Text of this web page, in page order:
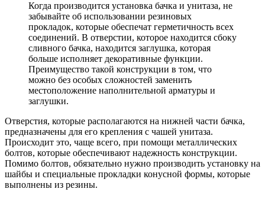
Когда производится установка бачка и унитаза, не
забывайте об использовании резиновых
прокладок, которые обеспечат герметичность всех
соединений. В отверстии, которое находится сбоку
сливного бачка, находится заглушка, которая
больше исполняет декоративные функции.
Преимущество такой конструкции в том, что
можно без особых сложностей заменить
местоположение наполнительной арматуры и
заглушки.
Отверстия, которые располагаются на нижней части бачка,
предназначены для его крепления с чашей унитаза.
Происходит это, чаще всего, при помощи металлических
болтов, которые обеспечивают надежность конструкции.
Помимо болтов, обязательно нужно производить установку на
шайбы и специальные прокладки конусной формы, которые
выполнены из резины.